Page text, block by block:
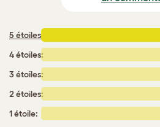
5 étoiles
4 étoiles:
3 étoiles:
2 étoiles:
1 étoile: